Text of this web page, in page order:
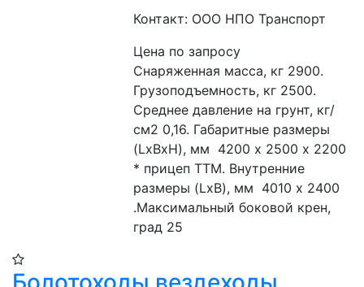
Контакт: ООО НПО Транспорт
Цена по запросу
Снаряженная масса, кг 2900.
Грузоподъемность, кг 2500.
Среднее давление на грунт, кг/
см2 0,16. Габаритные размеры
(LxBxH), мм  4200 х 2500 х 2200
* прицеп ТТМ. Внутренние
размеры (LxB), мм  4010 х 2400
.Максимальный боковой крен,
град 25